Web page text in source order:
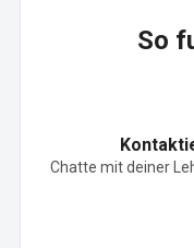
So
Chatte mit deiner